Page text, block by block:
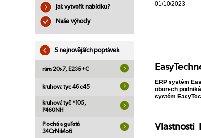
Jak vytvořit nabídku?
Naše výhody
5 nejnovějších poptávek
rúra 20x7, E235+C
kruhova tyc 46 c45
kruhová tyč *105,
P460NH
Plochá a guľatá -
34CrNiMo6
01/10/2023
ERP systém
oborech
systém
Vlastnosti